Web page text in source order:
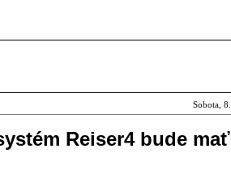
Sobota,
Reiser4 bude